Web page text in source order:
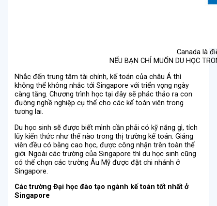
Canada là
NẾU BẠN CHỈ MUỐN DU HỌC
Nhắc đến trung tâm tài chính, kế toán của châu Á thì
không thể không nhắc tới Singapore với triển vọng ngày
càng tăng. Chương trình học tại đây sẽ phác thảo ra con
đường nghề nghiệp cụ thể cho các kế toán viên trong
tương lai.
Du học sinh sẽ được biết mình cần phải có kỹ năng gì, tích
lũy kiến thức như thế nào trong thị trường kế toán. Giảng
viên đều có bằng cao học, được công nhận trên toàn thế
giới. Ngoài các trường của Singapore thì du học sinh cũng
có thể chọn các trường Âu Mỹ được đặt chi nhánh ở
Singapore.
Các trường Đại học đào tạo ngành kế toán tốt nhất ở
Singapore